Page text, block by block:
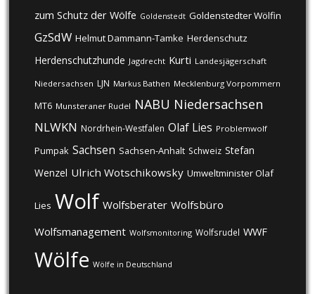
zum Schutz der Wölfe Goldenstedt Goldenstedter Wölfin
GzSdW Helmut Dammann-Tamke Herdenschutz
Herdenschutzhunde Jagdrecht Kurti Landesjägerschaft
Niedersachsen LJN Markus Bathen Mecklenburg Vorpommern
MT6 Munsteraner Rudel NABU Niedersachsen
NLWKN Nordrhein-Westfalen Olaf Lies Problemwolf
Pumpak Sachsen Sachsen-Anhalt Schweiz Stefan
Wenzel Ulrich Wotschikowsky Umweltminister Olaf
Lies Wolf Wolfsberater Wolfsbüro
Wolfsmanagement Wolfsmonitoring Wolfsrudel WWF
Wölfe Wölfe in Deutschland